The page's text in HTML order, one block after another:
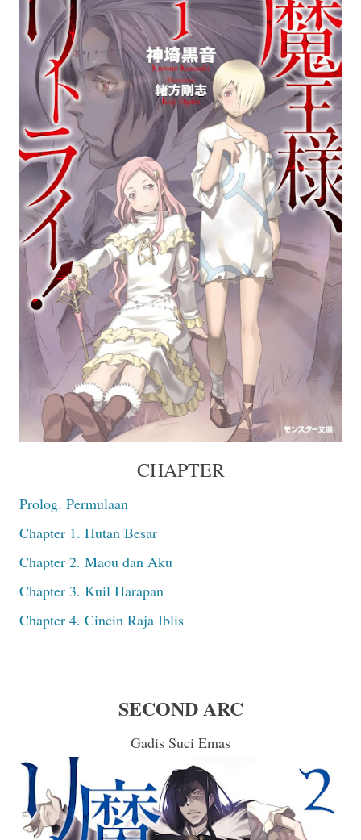
CHAPTER
Prolog. Permulaan
Chapter 1. Hutan Besar
Chapter 2. Maou dan Aku
Chapter 3. Kuil Harapan
Chapter 4. Cincin Raja Iblis
SECOND ARC
Gadis Suci Emas